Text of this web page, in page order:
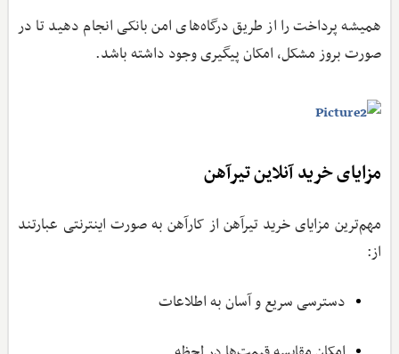
همیشه پرداخت را از طریق درگاه‌های امن بانکی انجام دهید تا در
صورت بروز مشکل، امکان پیگیری وجود داشته باشد.
مزایای خرید آنلاین تیرآهن
مهم‌ترین مزایای خرید تیرآهن از کارآهن به صورت اینترنتی عبارتند
از:
دسترسی سریع و آسان به اطلاعات